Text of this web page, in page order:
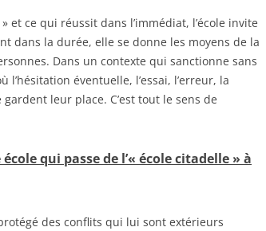
et ce qui réussit dans l’immédiat, l’école invite
dans la durée, elle se donne les moyens de la
Dans un contexte qui sanctionne sans
l’hésitation éventuelle, l’essai, l’erreur, la
leur place. C’est tout le sens de
qui passe de l’« école citadelle » à
des conflits qui lui sont extérieurs